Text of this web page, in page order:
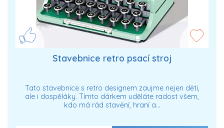
Stavebnice retro psací stroj
Tato stavebnice s retro designem zaujme nejen děti,
ale i dospěláky. Tímto dárkem uděláte radost všem,
kdo má rád stavění, hraní a…